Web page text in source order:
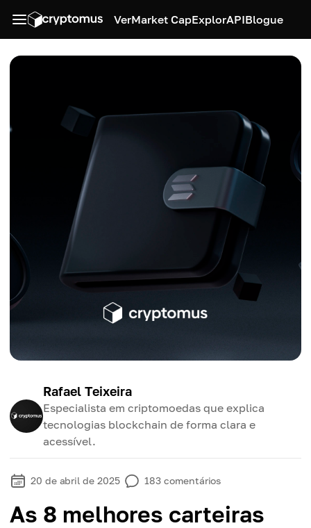
VerMarket CapExplorAPIBlogue
Rafael Teixeira
Especialista em criptomoedas que explica
tecnologias blockchain de forma clara e
acessível.
20 de abril de 2025 183 comentários
As 8 melhores carteiras